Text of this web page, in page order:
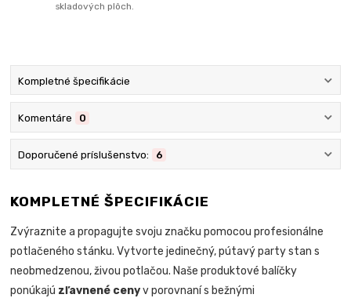
skladových plôch.
Kompletné špecifikácie
Komentáre 0
Doporučené príslušenstvo: 6
KOMPLETNÉ ŠPECIFIKÁCIE
Zvýraznite a propagujte svoju značku pomocou profesionálne
potlačeného stánku. Vytvorte jedinečný, pútavý party stan s
neobmedzenou, živou potlačou. Naše produktové balíčky
ponúkajú zľavnené cenyv porovnaní s bežnými